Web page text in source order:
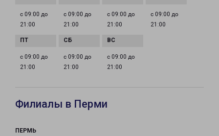
с 09:00 до
21:00
с 09:00 до
21:00
с 09:00 до
21:00
с 09:00 до
21:00
с 09:00 до
21:00
с 09:00 до
21:00
с 09:00 до
21:00
Филиалы в Перми
ПЕРМЬ